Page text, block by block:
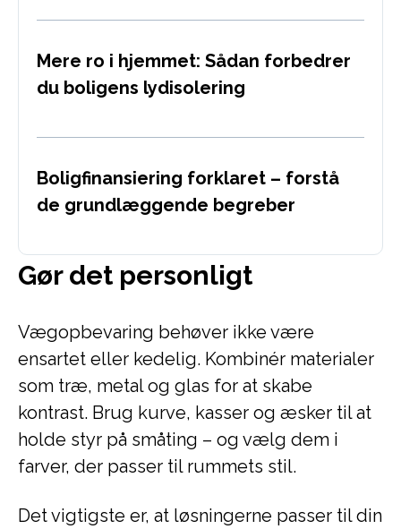
Mere ro i hjemmet: Sådan forbedrer
du boligens lydisolering
Boligfinansiering forklaret – forstå
de grundlæggende begreber
Gør det personligt
Vægopbevaring behøver ikke være
ensartet eller kedelig. Kombinér materialer
som træ, metal og glas for at skabe
kontrast. Brug kurve, kasser og æsker til at
holde styr på småting – og vælg dem i
farver, der passer til rummets stil.
Det vigtigste er, at løsningerne passer til din